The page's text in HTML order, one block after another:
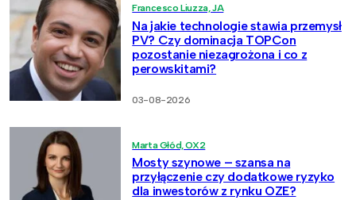
Francesco Liuzza, JA
Na jakie technologie stawia przemysł
PV? Czy dominacja TOPCon
pozostanie niezagrożona i co z
perowskitami?
03-08-2026
Marta Głód, OX2
Mosty szynowe – szansa na
przyłączenie czy dodatkowe ryzyko
dla inwestorów z rynku OZE?